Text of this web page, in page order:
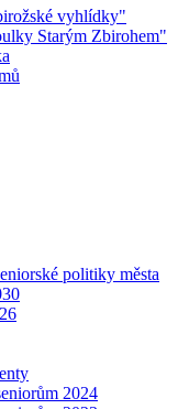
vyhlídky"
Starým Zbirohem"
politiky města
2024